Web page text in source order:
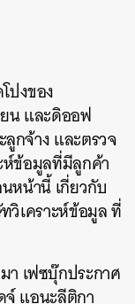
ปงของ
น และดิออฟ
กจ้าง และตรวจ
ห์ข้อมูลที่มีลูกค้า
หน้านี้ เกี่ยวกับ
วิเคราะห์ข้อมูล ที่
า เฟซบุ๊กประกาศ
แอนะลีติกา